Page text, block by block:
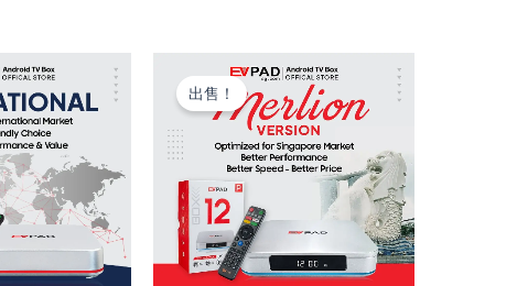
原
价
为：
US$239.00。
价
US$199.00。
出售！
原
价
为：
US$259.00。
为：
US$199.00。